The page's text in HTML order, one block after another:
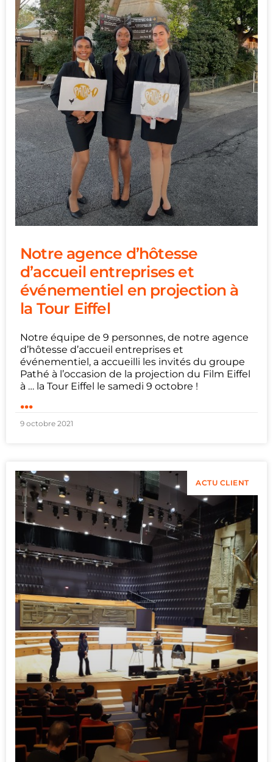
Notre agence d’hôtesse
d’accueil entreprises et
événementiel en projection à
la Tour Eiffel
Notre équipe de 9 personnes, de notre agence
d’hôtesse d’accueil entreprises et
événementiel, a accueilli les invités du groupe
Pathé à l’occasion de la projection du Film Eiffel
à … la Tour Eiffel le samedi 9 octobre !
...
9 octobre 2021
ACTU CLIENT